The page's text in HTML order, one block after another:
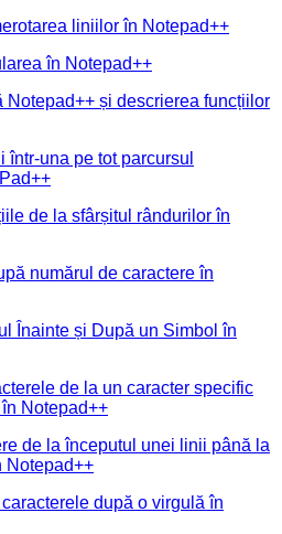
liniilor în Notepad++
în Notepad++
Notepad++ și descrierea funcțiilor
una pe tot parcursul
de la sfârșitul rândurilor în
numărul de caractere în
Înainte și După un Simbol în
de la un caracter specific
Notepad++
de la începutul unei linii până la
Notepad++
după o virgulă în